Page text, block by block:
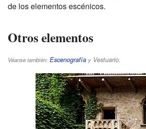
de los elementos escénicos.
Otros elementos
Véanse también: Escenografía y Vestuario.